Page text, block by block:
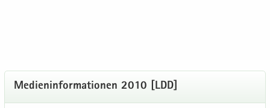
Me­di­en­in­for­ma­tio­nen 2010 [LDD]